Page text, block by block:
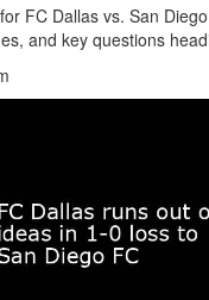
FC Dallas vs. San
and key questions